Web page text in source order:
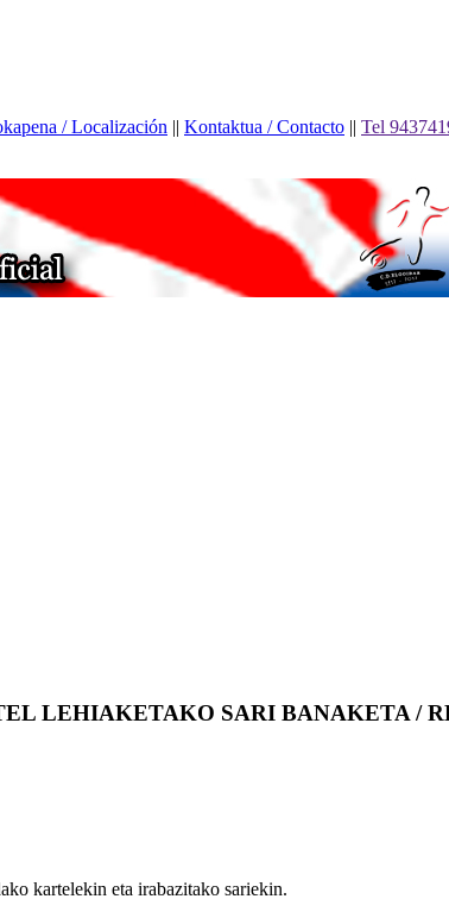
/ Localización || Kontaktua / Contacto || Tel
LEHIAKETAKO SARI BANAKETA /
kartelekin eta irabazitako sariekin.